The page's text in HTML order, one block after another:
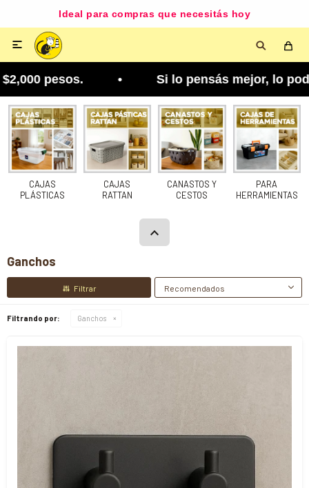
Ideal para compras que necesitás hoy

pesos. • Si lo pensás mejor, lo podés
CAJAS
PLÁSTICAS
CAJAS
RATTAN
CANASTOS Y
CESTOS
PARA
HERRAMIENTAS
Ganchos
Recomendados
Filtrando por: Ganchos